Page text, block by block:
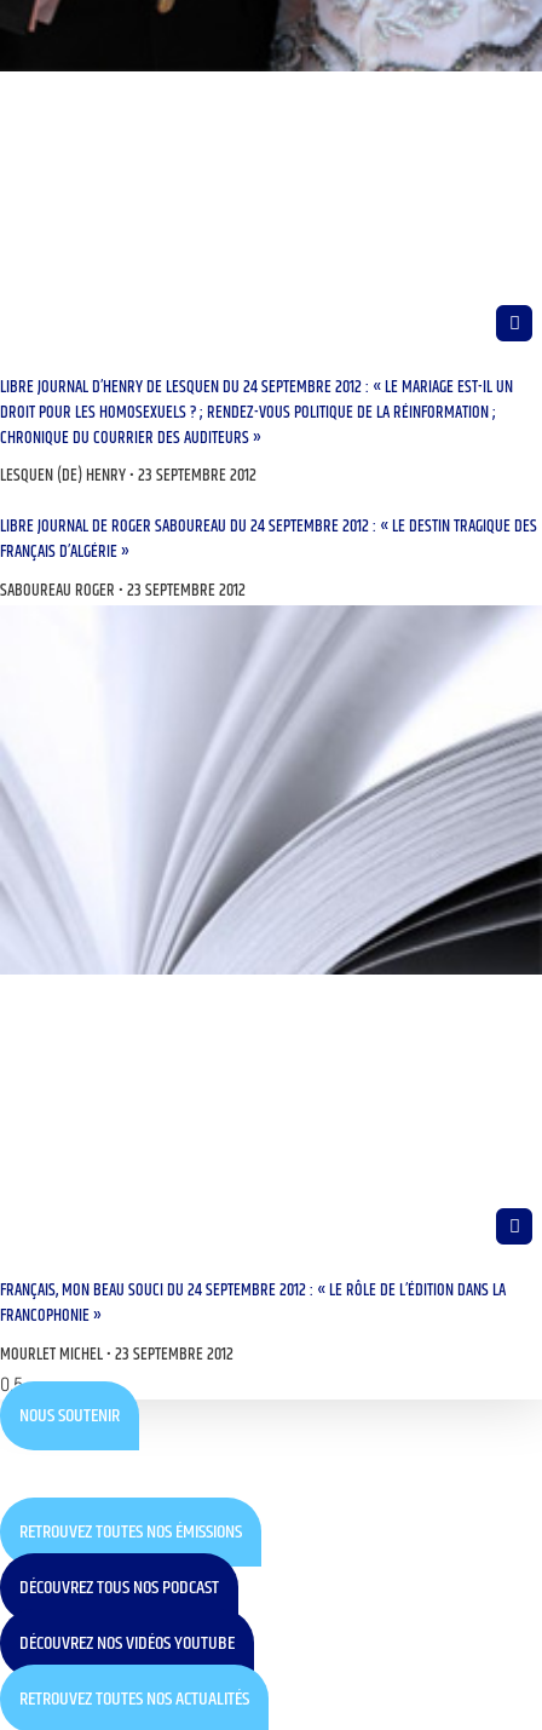
LIBRE JOURNAL D’HENRY DE LESQUEN DU 24 SEPTEMBRE 2012 : « LE MARIAGE EST-IL UN
DROIT POUR LES HOMOSEXUELS ? ; RENDEZ-VOUS POLITIQUE DE LA RÉINFORMATION ;
CHRONIQUE DU COURRIER DES AUDITEURS »
LESQUEN (DE) HENRY 23 SEPTEMBRE 2012
LIBRE JOURNAL DE ROGER SABOUREAU DU 24 SEPTEMBRE 2012 : « LE DESTIN TRAGIQUE DES
FRANÇAIS D’ALGÉRIE »
SABOUREAU ROGER 23 SEPTEMBRE 2012
FRANÇAIS, MON BEAU SOUCI DU 24 SEPTEMBRE 2012 : « LE RÔLE DE L’ÉDITION DANS LA
FRANCOPHONIE »
MOURLET MICHEL 23 SEPTEMBRE 2012
NOUS SOUTENIR
RETROUVEZ TOUTES NOS ÉMISSIONS
DÉCOUVREZ TOUS NOS PODCAST
DÉCOUVREZ NOS VIDÉOS YOUTUBE
RETROUVEZ TOUTES NOS ACTUALITÉS